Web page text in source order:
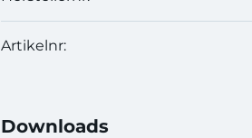
Artikelnr:
Downloads